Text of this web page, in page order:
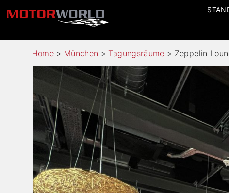
Home> München > Tagungsräume > Zeppelin